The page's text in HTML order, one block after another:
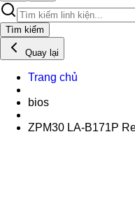
Tìm kiếm
Quay lại
Trang chủ
bios
ZPM30 LA-B171P